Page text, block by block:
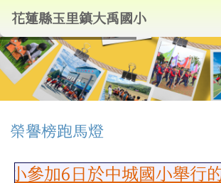
花蓮縣玉里鎮大禹國小
導覽列
花蓮縣玉里鎮大禹國小
上中區域內容
榮譽榜跑馬燈
參加6日於中城國小舉行的